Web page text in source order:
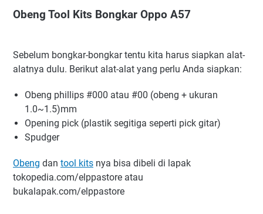
Obeng Tool Kits Bongkar Oppo A57
Sebelum bongkar-bongkar tentu kita harus siapkan alat-
alatnya dulu. Berikut alat-alat yang perlu Anda siapkan:
Obeng phillips #000 atau #00 (obeng + ukuran
1.0~1.5)mm
Opening pick (plastik segitiga seperti pick gitar)
Spudger
Obeng dan tool kits nya bisa dibeli di lapak
tokopedia.com/elppastore atau
bukalapak.com/elppastore